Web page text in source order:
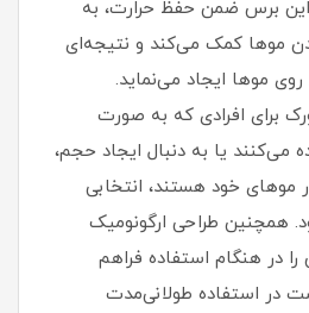
برس ضمن حفظ حرارت، به
کمک می‌کند و نتیجه‌ای
موها ایجاد می‌نماید.
برای افرادی که به صورت
می‌کنند یا به دنبال ایجاد حجم،
موهای خود هستند، انتخابی
همچنین طراحی ارگونومیک
در هنگام استفاده فراهم
در استفاده طولانی‌مدت